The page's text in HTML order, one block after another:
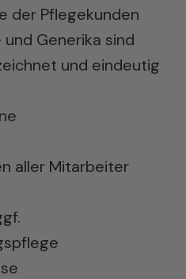
der Pflegekunden
Generika sind
und eindeutig
aller Mitarbeiter